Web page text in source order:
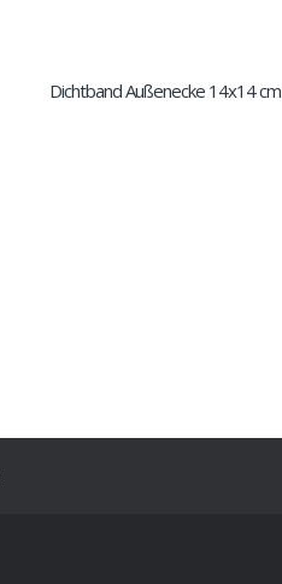
Dichtband Außenecke 14x14 cm